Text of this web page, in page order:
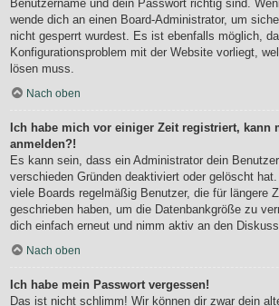
Benutzername und dein Passwort richtig sind.
wende dich an einen Board-Administrator, um
nicht gesperrt wurdest. Es ist ebenfalls möglich,
Konfigurationsproblem mit der Website vorliegt,
lösen muss.
Nach oben
Ich habe mich vor einiger Zeit registriert, kann
anmelden?!
Es kann sein, dass ein Administrator dein
verschieden Gründen deaktiviert oder gelöscht
viele Boards regelmäßig Benutzer, die für längere
geschrieben haben, um die Datenbankgröße zu
dich einfach erneut und nimm aktiv an den
Nach oben
Ich habe mein Passwort vergessen!
Das ist nicht schlimm! Wir können dir zwar dein